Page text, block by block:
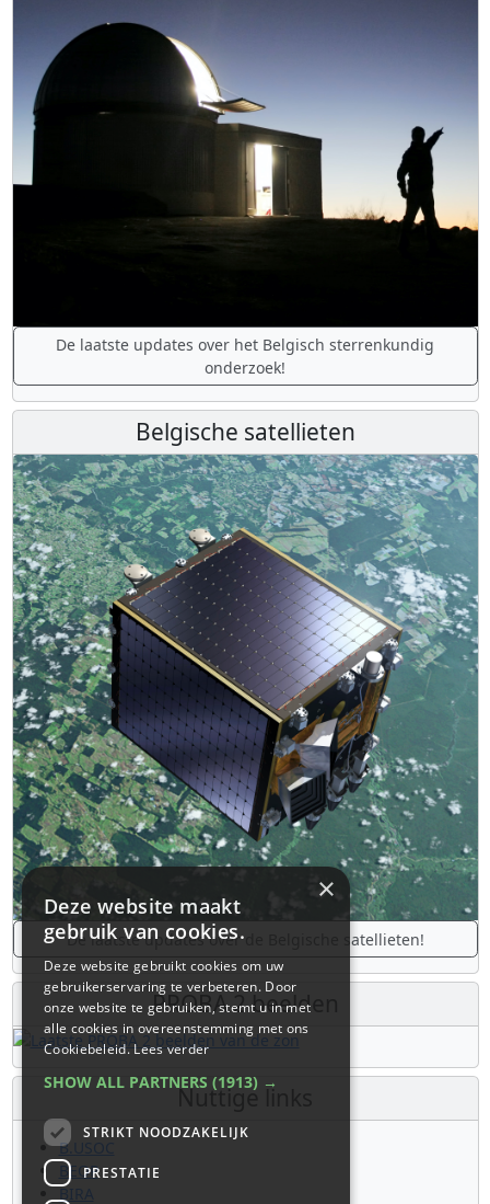
De laatste updates over het Belgisch sterrenkundig
onderzoek!
Belgische satellieten
De laatste updates over de Belgische satellieten!
PROBA 2 beelden
Nuttige links
B.USOC
BEOP
BIRA
×
Deze website maakt
gebruik van cookies.
Deze website gebruikt cookies om uw
gebruikerservaring te verbeteren. Door
onze website te gebruiken, stemt u in met
alle cookies in overeenstemming met ons
Cookiebeleid.Lees verder
SHOW ALL PARTNERS (1913) →
STRIKT NOODZAKELIJK
PRESTATIE